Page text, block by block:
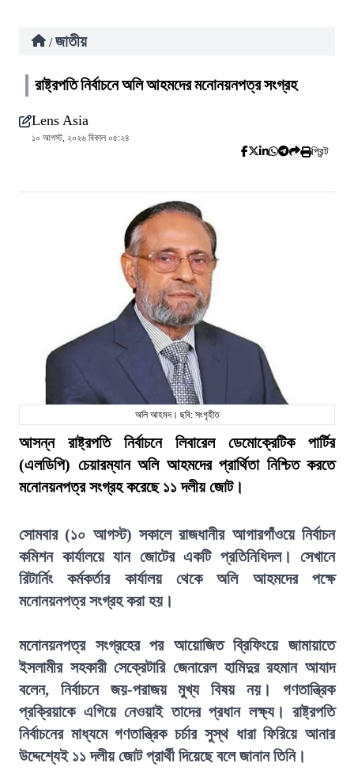
/ জাতীয়
রাষ্ট্রপতি নির্বাচনে অলি আহমদের মনোনয়নপত্র সংগ্রহ
Lens Asia
১০ আগস্ট, ২০২৬ বিকাল ০৫:২৪
প্রিন্ট
অলি আহমদ। ছবি: সংগৃহীত
আসন্ন রাষ্ট্রপতি নির্বাচনে লিবারেল ডেমোক্রেটিক পার্টির
(এলডিপি) চেয়ারম্যান অলি আহমদের প্রার্থিতা নিশ্চিত করতে
মনোনয়নপত্র সংগ্রহ করেছে ১১ দলীয় জোট।
সোমবার (১০ আগস্ট) সকালে রাজধানীর আগারগাঁওয়ে নির্বাচন
কমিশন কার্যালয়ে যান জোটের একটি প্রতিনিধিদল। সেখানে
রিটার্নিং কর্মকর্তার কার্যালয় থেকে অলি আহমদের পক্ষে
মনোনয়নপত্র সংগ্রহ করা হয়।
মনোনয়নপত্র সংগ্রহের পর আয়োজিত ব্রিফিংয়ে জামায়াতে
ইসলামীর সহকারী সেক্রেটারি জেনারেল হামিদুর রহমান আযাদ
বলেন, নির্বাচনে জয়-পরাজয় মুখ্য বিষয় নয়। গণতান্ত্রিক
প্রক্রিয়াকে এগিয়ে নেওয়াই তাদের প্রধান লক্ষ্য। রাষ্ট্রপতি
নির্বাচনের মাধ্যমে গণতান্ত্রিক চর্চার সুস্থ ধারা ফিরিয়ে আনার
উদ্দেশ্যেই ১১ দলীয় জোট প্রার্থী দিয়েছে বলে জানান তিনি।